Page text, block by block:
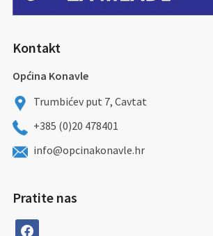
Kontakt
Općina Konavle
Trumbićev put 7, Cavtat
+385 (0)20 478401
info@opcinakonavle.hr
Pratite nas
facebook